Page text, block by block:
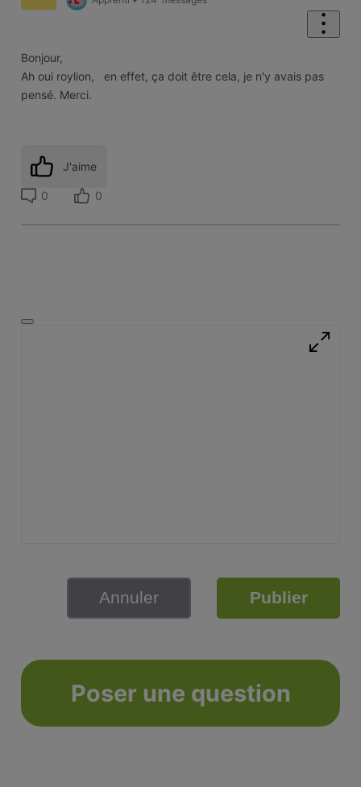
Bonjour,
Ah oui roylion, en effet, ça doit être cela, je n'y avais pas
pensé. Merci.
J'aime
0 0
Annuler Publier
Poser une question